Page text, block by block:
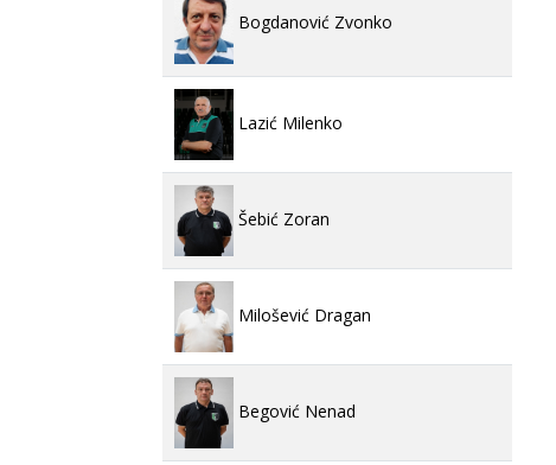
Bogdanović Zvonko
Lazić Milenko
Šebić Zoran
Milošević Dragan
Begović Nenad